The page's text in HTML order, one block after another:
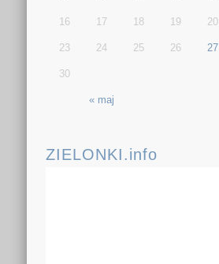
« maj
16 17 18 19 20
23 24 25 26 27
30
ZIELONKI.info